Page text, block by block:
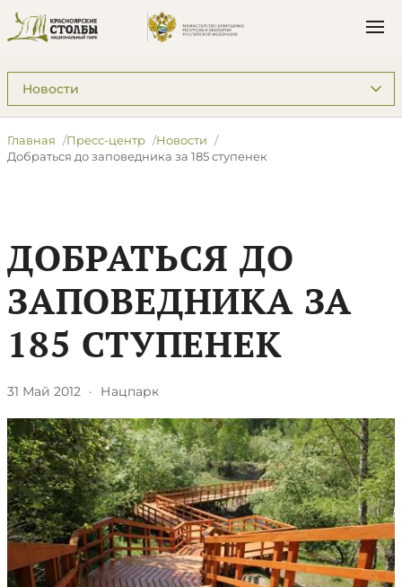
Подразделы: Пресс-центр
Главная Пресс-центр
Новости
Добраться до заповедника за 185 ступенек
ДОБРАТЬСЯ ДО
ЗАПОВЕДНИКА ЗА
185 СТУПЕНЕК
31 Май 2012 · Нацпарк